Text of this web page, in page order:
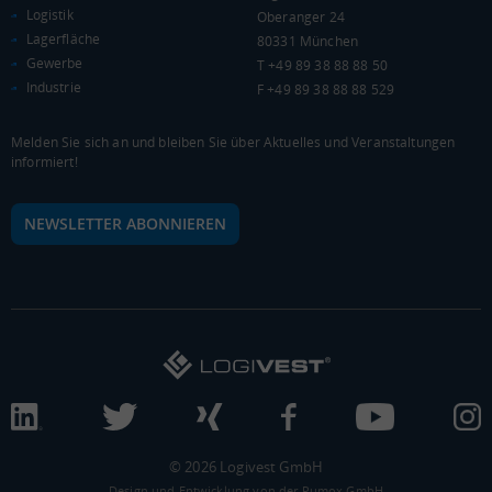
(Landkreis / Kreisfreie Stadt)
KAUFKRAFT - EURO PRO KOPF
0 € 20.000 € 40.000 €
Bundesland
(LANDKREIS / KREISFREIE STADT)
Gesamt BIP je Erwerbstätigen BIP je Einwohner
Logistik
Lagerfläche
Gewerbe
Industrie
Oberanger 24
80331 München
T +49 89 38 88 88 50
F +49 89 38 88 88 529
Melden Sie sich an und bleiben Sie über Aktuelles und Veranstaltungen
informiert!
NEWSLETTER ABONNIEREN
© 2026 Logivest GmbH